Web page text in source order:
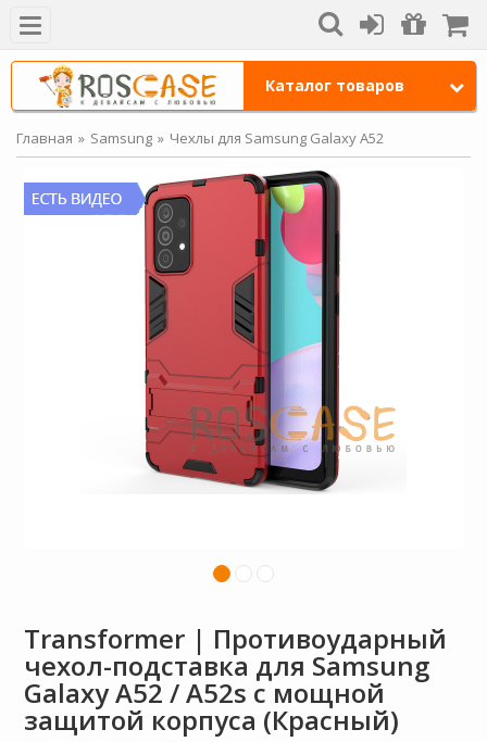
Каталог товаров
Главная Samsung Чехлы для Samsung Galaxy A52
Transformer | Противоударный
чехол-подставка для Samsung
Galaxy A52 / A52s с мощной
защитой корпуса (Красный)